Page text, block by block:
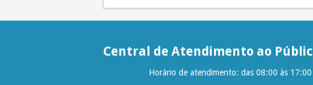
Central de Atendimento ao
Horário de atendimento: das 08:00 às 17:00